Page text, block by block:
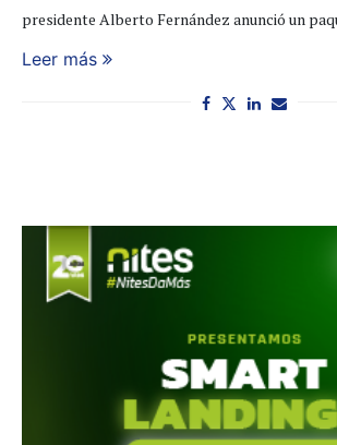
presidente Alberto Fernández anunció un
Leer más